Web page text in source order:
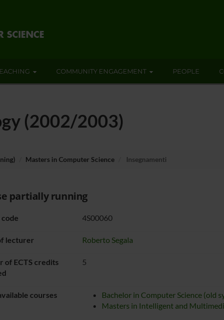
COMMUNITY ENGAGEMENT PEOPLE
(2002/2003)
Masters in Computer Science Insegnamenti
partially running
4S00060
lecturer Roberto Segala
of ECTS credits
5
courses
Bachelor in Computer Science (old
Masters in Intelligent and